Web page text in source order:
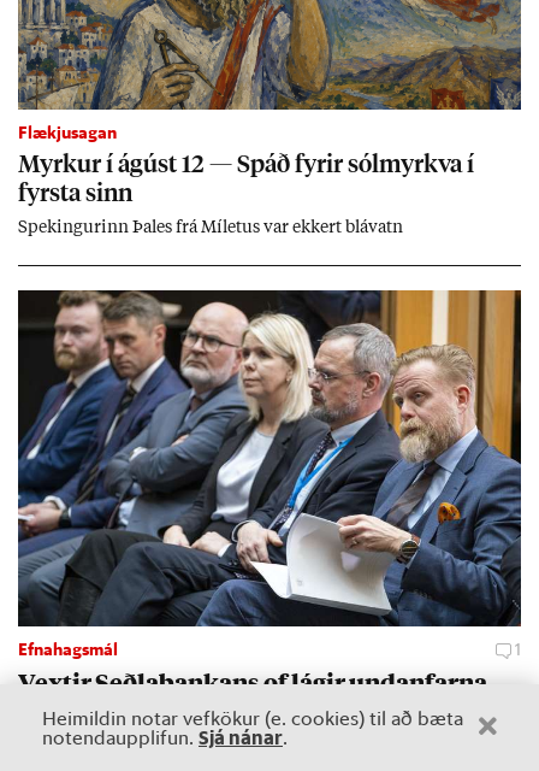
Flækjusagan
Myrk­ur í ág­úst 12 — Spáð fyr­ir sól­myrkva í
fyrsta sinn
Spek­ing­ur­inn Þa­les frá Míletus var ekk­ert blá­vatn
Efnahagsmál 1
Vext­ir Seðla­bank­ans of lág­ir und­an­farna
ára­tugi
Pen­inga­stefna á Ís­landi vék með mark­tæk­um hætti frá hag­
Heimildin notar vefkökur (e. cookies) til að bæta
notendaupplifun. Sjá nánar.